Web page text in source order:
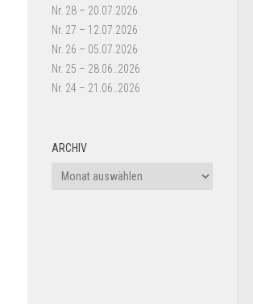
Nr. 28 – 20.07.2026
Nr. 27 – 12.07.2026
Nr. 26 – 05.07.2026
Nr. 25 – 28.06..2026
Nr. 24 – 21.06..2026
ARCHIV
Archiv